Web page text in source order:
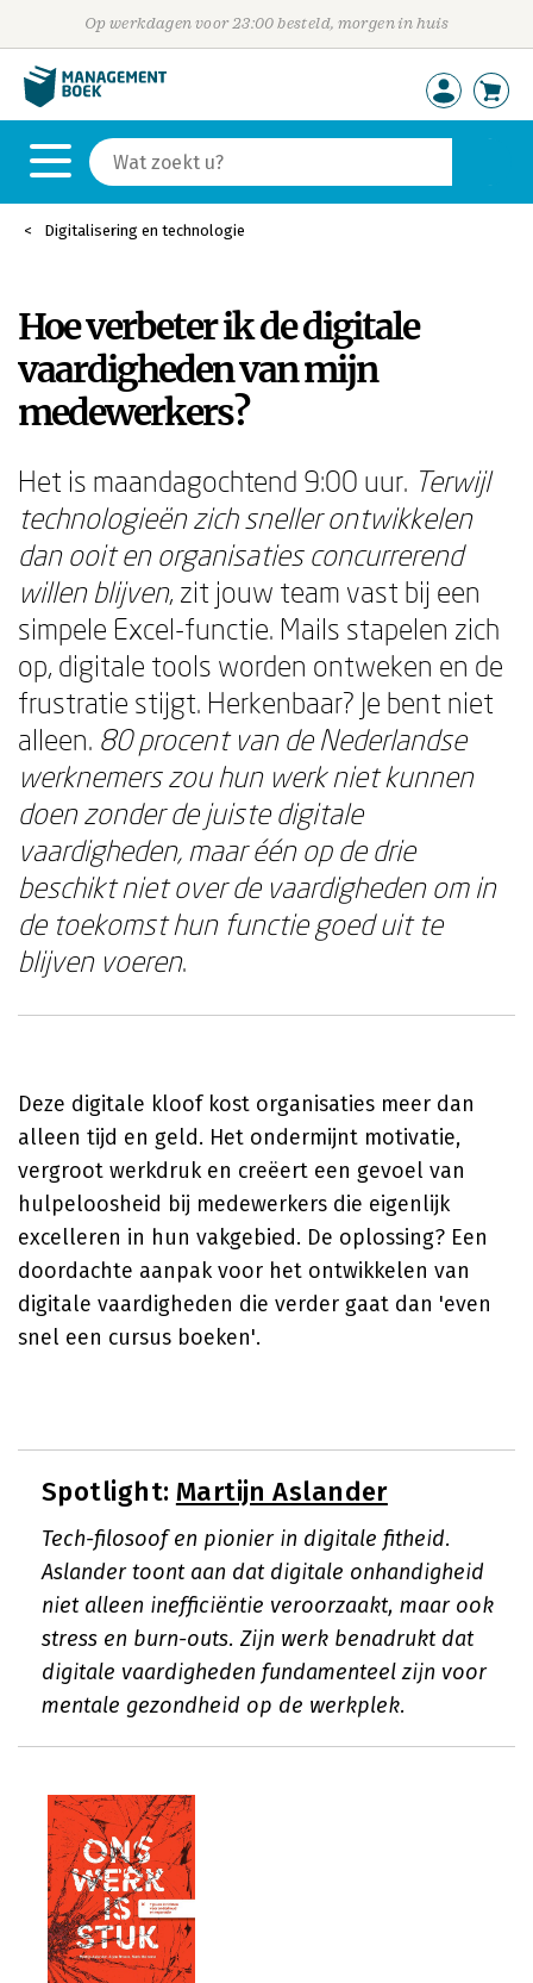
Op werkdagen voor 23:00 besteld, morgen in huis
Digitalisering en technologie
Hoe verbeter ik de digitale
vaardigheden van mijn
medewerkers?
Het is maandagochtend 9:00 uur. Terwijl
technologieën zich sneller ontwikkelen
dan ooit en organisaties concurrerend
willen blijven, zit jouw team vast bij een
simpele Excel-functie. Mails stapelen zich
op, digitale tools worden ontweken en de
frustratie stijgt. Herkenbaar? Je bent niet
alleen. 80 procent van de Nederlandse
werknemers zou hun werk niet kunnen
doen zonder de juiste digitale
vaardigheden, maar één op de drie
beschikt niet over de vaardigheden om in
de toekomst hun functie goed uit te
blijven voeren.
Deze digitale kloof kost organisaties meer dan
alleen tijd en geld. Het ondermijnt motivatie,
vergroot werkdruk en creëert een gevoel van
hulpeloosheid bij medewerkers die eigenlijk
excelleren in hun vakgebied. De oplossing? Een
doordachte aanpak voor het ontwikkelen van
digitale vaardigheden die verder gaat dan 'even
snel een cursus boeken'.
Spotlight: Martijn Aslander
Tech-filosoof en pionier in digitale fitheid.
Aslander toont aan dat digitale onhandigheid
niet alleen inefficiëntie veroorzaakt, maar ook
stress en burn-outs. Zijn werk benadrukt dat
digitale vaardigheden fundamenteel zijn voor
mentale gezondheid op de werkplek.